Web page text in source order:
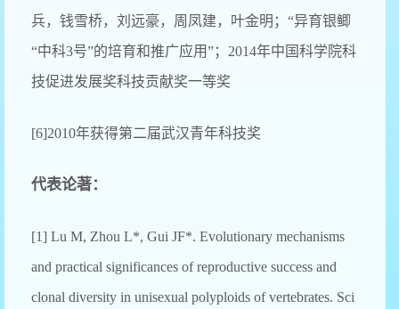
兵，钱雪桥，刘远豪，周凤建，叶金明；“异育银鲫
“中科3号”的培育和推广应用”；2014年中国科学院科
技促进发展奖科技贡献奖一等奖
[6]2010年获得第二届武汉青年科技奖
代表论著：
[1] Lu M, Zhou L*, Gui JF*. Evolutionary mechanisms
and practical significances of reproductive success and
clonal diversity in unisexual polyploids of vertebrates. Sci